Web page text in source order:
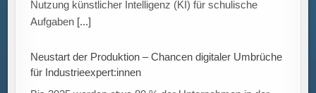
Dieser Wandel bietet weitreichende Möglichkeiten, die
die Industrie des 21.